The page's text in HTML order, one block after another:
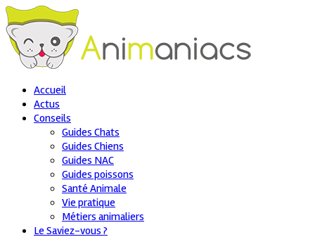
Accueil
Actus
Conseils
Guides Chats
Guides Chiens
Guides NAC
Guides poissons
Santé Animale
Vie pratique
Métiers animaliers
Le Saviez-vous ?